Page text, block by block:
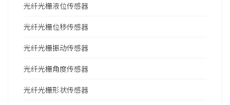
光纤光栅液位传感器
光纤光栅位移传感器
光纤光栅振动传感器
光纤光栅角度传感器
光纤光栅形状传感器